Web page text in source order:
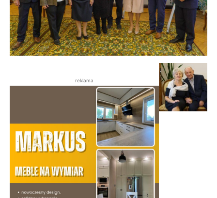
reklama